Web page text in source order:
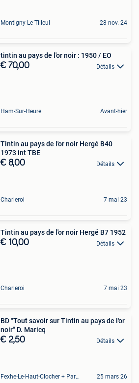
Montigny-Le-Tilleul 28 nov. 24
tintin au pays de l'or noir : 1950 / EO
€ 70,00 Détails
Ham-Sur-Heure Avant-hier
Tintin au pays de l'or noir Hergé B40
1973 int TBE
€ 8,00 Détails
Charleroi 7 mai 23
Tintin au pays de l'or noir Hergé B7 1952
€ 10,00 Détails
Charleroi 7 mai 23
BD "Tout savoir sur Tintin au pays de l'or
noir" D. Maricq
€ 2,50 Détails
Fexhe-Le-Haut-Clocher + Partie De Momalle 25 mars 26